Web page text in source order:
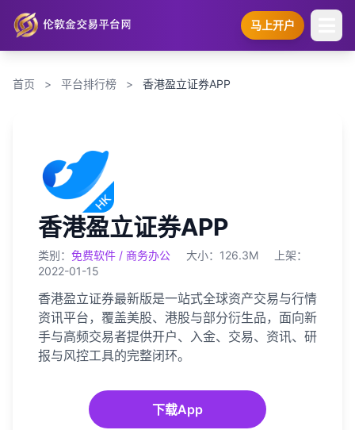
马上开户
首页 > 平台排行榜 > 香港盈立证券APP
香港盈立证券APP
类别： 免费软件 / 商务办公 大小：126.3M
上架：
2022-01-15
香港盈立证券最新版是一站式全球资产交易与行情
资讯平台，覆盖美股、港股与部分衍生品，面向新
手与高频交易者提供开户、入金、交易、资讯、研
报与风控工具的完整闭环。
下载App